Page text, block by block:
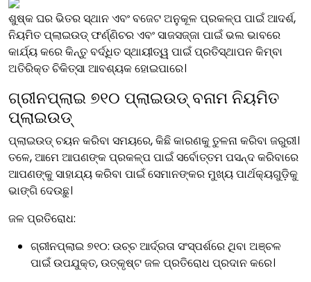
ଶୁଷ୍କ ଘର ଭିତର ସ୍ଥାନ ଏବଂ ବଜେଟ ଅନୁକୂଳ ପ୍ରକଳ୍ପ ପାଇଁ ଆଦର୍ଶ,
ନିୟମିତ ପ୍ଲାଇଉଡ୍ ଫର୍ଣ୍ଣିଚର ଏବଂ ସାଜସଜ୍ଜା ପାଇଁ ଭଲ ଭାବରେ
କାର୍ଯ୍ୟ କରେ କିନ୍ତୁ ବର୍ଦ୍ଧିତ ସ୍ଥାୟୀତ୍ୱ ପାଇଁ ପ୍ରତିସ୍ଥାପନ କିମ୍ବା
ଅତିରିକ୍ତ ଚିକିତ୍ସା ଆବଶ୍ୟକ ହୋଇପାରେ।
ଗ୍ରୀନପ୍ଲାଇ ୭୧୦ ପ୍ଲାଇଉଡ୍ ବନାମ ନିୟମିତ
ପ୍ଲାଇଉଡ୍
ପ୍ଲାଇଉଡ୍ ଚୟନ କରିବା ସମୟରେ, କିଛି କାରଣକୁ ତୁଳନା କରିବା ଜରୁରୀ।
ତଳେ, ଆମେ ଆପଣଙ୍କ ପ୍ରକଳ୍ପ ପାଇଁ ସର୍ବୋତ୍ତମ ପସନ୍ଦ କରିବାରେ
ଆପଣଙ୍କୁ ସାହାଯ୍ୟ କରିବା ପାଇଁ ସେମାନଙ୍କର ମୁଖ୍ୟ ପାର୍ଥକ୍ୟଗୁଡ଼ିକୁ
ଭାଙ୍ଗି ଦେଉଛୁ।
ଜଳ ପ୍ରତିରୋଧ:
ଗ୍ରୀନପ୍ଲାଇ ୭୧୦: ଉଚ୍ଚ ଆର୍ଦ୍ରତା ସଂସ୍ପର୍ଶରେ ଥିବା ଅଞ୍ଚଳ
ପାଇଁ ଉପଯୁକ୍ତ, ଉତ୍କୃଷ୍ଟ ଜଳ ପ୍ରତିରୋଧ ପ୍ରଦାନ କରେ।